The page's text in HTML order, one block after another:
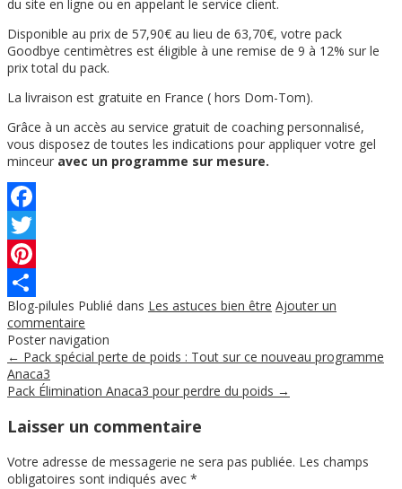
du site en ligne ou en appelant le service client.
Disponible au prix de 57,90€ au lieu de 63,70€, votre pack
Goodbye centimètres est éligible à une remise de 9 à 12% sur le
prix total du pack.
La livraison est gratuite en France ( hors Dom-Tom).
Grâce à un accès au service gratuit de coaching personnalisé,
vous disposez de toutes les indications pour appliquer votre gel
minceur avec un programme sur mesure.
Facebook
Twitter
Pinterest
Partager
Blog-pilules Publié dans Les astuces bien être Ajouter un
commentaire
Poster navigation
← Pack spécial perte de poids : Tout sur ce nouveau programme
Anaca3
Pack Élimination Anaca3 pour perdre du poids →
Laisser un commentaire
Votre adresse de messagerie ne sera pas publiée. Les champs
obligatoires sont indiqués avec *